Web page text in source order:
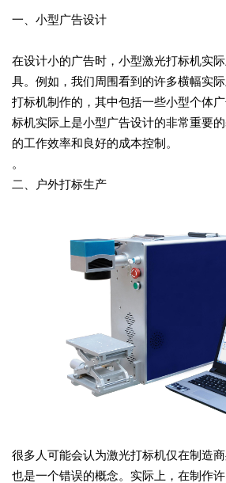
一、小型广告设计
在设计小的广告时，小型激光打标机实
具。例如，我们周围看到的许多横幅实
打标机制作的，其中包括一些小型个体
标机实际上是小型广告设计的非常重要
的工作效率和良好的成本控制。
。
二、户外打标生产
很多人可能会认为激光打标机仅在制造
也是一个错误的概念。实际上，在制作